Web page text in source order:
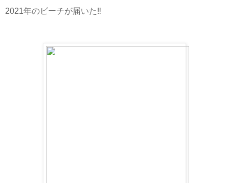
2021年のビーチが届いた‼️